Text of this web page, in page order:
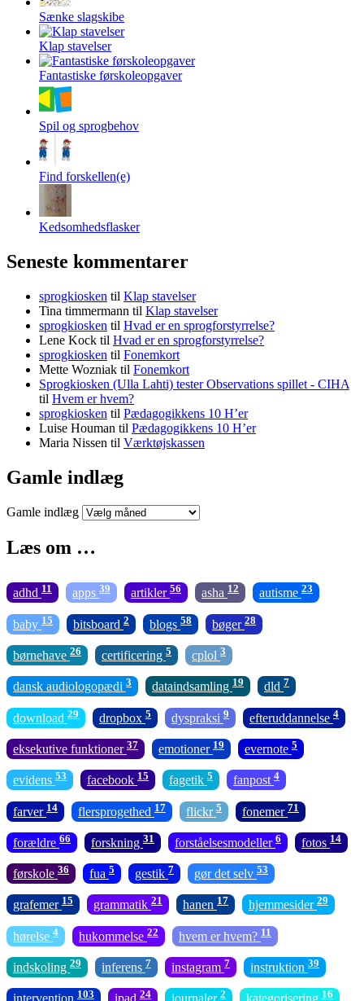
Sænke slagskibe
Klap stavelser
Fantastiske førskoleopgaver
Spil og sprogbehov
Find forskellen(e)
Kedsomhedsflasker
Seneste kommentarer
sprogkiosken til Klap stavelser
Tina timmermann til Klap stavelser
sprogkiosken til Hvad er en sprogforstyrrelse?
Lene Kock til Hvad er en sprogforstyrrelse?
sprogkiosken til Fonemkort
Mette Wozniak til Fonemkort
Sprogkiosken (Ulla Lahti) tester Observations spillet - CIHA
til Hvem er hvem?
sprogkiosken til Pædagogikkens 10 H’er
Luise Houman til Pædagogikkens 10 H’er
Maria Nissen til Værktøjskassen
Gamle indlæg
Gamle indlæg
Læs om …
adhd 11 apps 39 artikler 56 asha 12 autisme 23
baby 15 bitsboard 2 blogs 58 bøger 28
børnehave 26 certificering 5 cplol 3
dansk audiologopædi 3 dataindsamling 19 dld 7
download 29 dropbox 5 dyspraksi 9 efteruddannelse 4
eksekutive funktioner 37 emotioner 19 evernote 5
evidens 53 facebook 15 fagetik 5 fanpost 4
farver 14 flersprogethed 17 flickr 5 fonemer 71
forældre 66 forskning 31 forståelsesmodeller 6 fotos 14
førskole 36 fua 5 gestik 7 gør det selv 53
grafemer 15 grammatik 21 hanen 17 hjemmesider 29
hørelse 4 hukommelse 22 hvem er hvem? 11
indskoling 29 inferens 7 instagram 7 instruktion 39
103 24 2 16